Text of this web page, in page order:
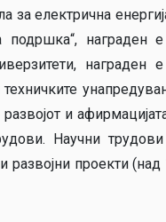
за електрична
подршка“, награден
награден
и
Научни
развојни проекти (над